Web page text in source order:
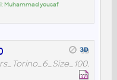
Muhammad yousaf